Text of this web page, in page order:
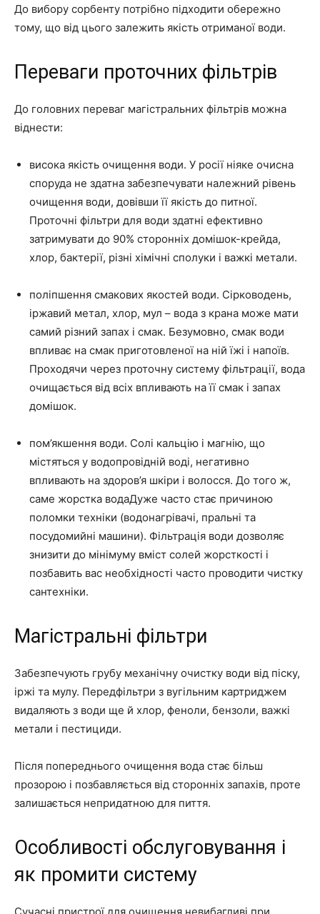
До вибору сорбенту потрібно підходити обережно
тому, що від цього залежить якість отриманої води.
Переваги проточних фільтрів
До головних переваг магістральних фільтрів можна
віднести:
висока якість очищення води. У росії ніяке очисна
споруда не здатна забезпечувати належний рівень
очищення води, довівши її якість до питної.
Проточні фільтри для води здатні ефективно
затримувати до 90% сторонніх домішок-крейда,
хлор, бактерії, різні хімічні сполуки і важкі метали.
поліпшення смакових якостей води. Сірководень,
іржавий метал, хлор, мул – вода з крана може мати
самий різний запах і смак. Безумовно, смак води
впливає на смак приготовленої на ній їжі і напоїв.
Проходячи через проточну систему фільтрації, вода
очищається від всіх впливають на її смак і запах
домішок.
пом’якшення води. Солі кальцію і магнію, що
містяться у водопровідній воді, негативно
впливають на здоров’я шкіри і волосся. До того ж,
саме жорстка водаДуже часто стає причиною
поломки техніки (водонагрівачі, пральні та
посудомийні машини). Фільтрація води дозволяє
знизити до мінімуму вміст солей жорсткості і
позбавить вас необхідності часто проводити чистку
сантехніки.
Магістральні фільтри
Забезпечують грубу механічну очистку води від піску,
іржі та мулу. Передфільтри з вугільним картриджем
видаляють з води ще й хлор, феноли, бензоли, важкі
метали і пестициди.
Після попереднього очищення вода стає більш
прозорою і позбавляється від сторонніх запахів, проте
залишається непридатною для пиття.
Особливості обслуговування і
як промити систему